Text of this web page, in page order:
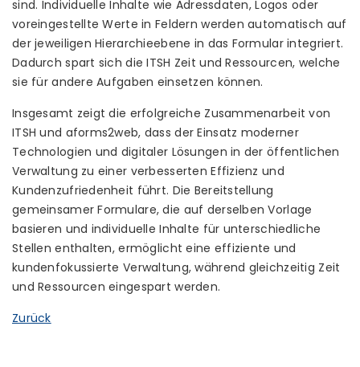
sind. Individuelle Inhalte wie Adressdaten, Logos oder
voreingestellte Werte in Feldern werden automatisch auf
der jeweiligen Hierarchieebene in das Formular integriert.
Dadurch spart sich die ITSH Zeit und Ressourcen, welche
sie für andere Aufgaben einsetzen können.
Insgesamt zeigt die erfolgreiche Zusammenarbeit von
ITSH und aforms2web, dass der Einsatz moderner
Technologien und digitaler Lösungen in der öffentlichen
Verwaltung zu einer verbesserten Effizienz und
Kundenzufriedenheit führt. Die Bereitstellung
gemeinsamer Formulare, die auf derselben Vorlage
basieren und individuelle Inhalte für unterschiedliche
Stellen enthalten, ermöglicht eine effiziente und
kundenfokussierte Verwaltung, während gleichzeitig Zeit
und Ressourcen eingespart werden.
Zurück